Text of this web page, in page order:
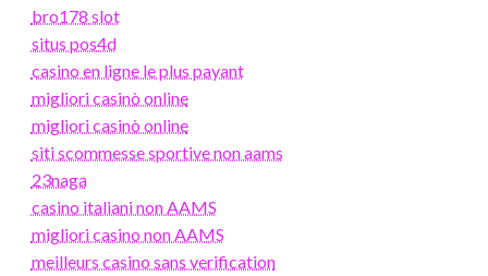
bro178 slot
situs pos4d
casino en ligne le plus payant
migliori casinò online
migliori casinò online
siti scommesse sportive non aams
23naga
casino italiani non AAMS
migliori casino non AAMS
meilleurs casino sans verification